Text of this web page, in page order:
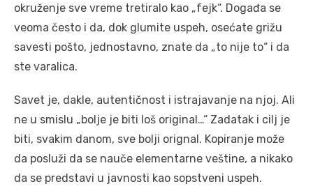
okruženje sve vreme tretiralo kao „fejk“. Događa se
veoma često i da, dok glumite uspeh, osećate grižu
savesti pošto, jednostavno, znate da „to nije to“ i da
ste varalica.
Savet je, dakle, autentičnost i istrajavanje na njoj. Ali
ne u smislu „bolje je biti loš original…“ Zadatak i cilj je
biti, svakim danom, sve bolji orignal. Kopiranje može
da posluži da se nauče elementarne veštine, a nikako
da se predstavi u javnosti kao sopstveni uspeh.